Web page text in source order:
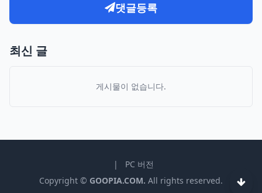
댓글등록
최신 글
게시물이 없습니다.
|
PC 버전
Copyright © GOOPIA.COM. All rights reserved. 하